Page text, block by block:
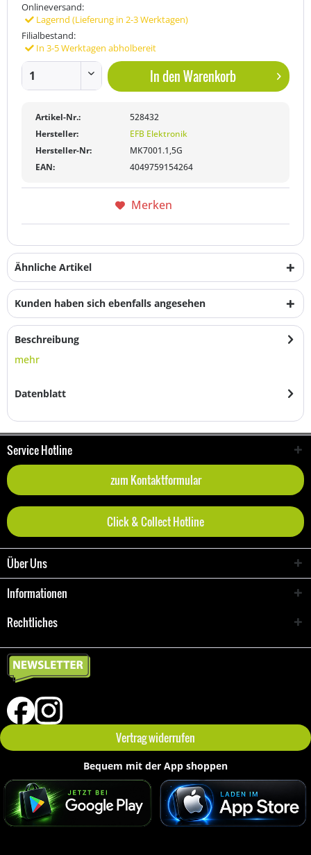
Onlineversand:
Lagernd (Lieferung in 2-3 Werktagen)
Filialbestand:
In 3-5 Werktagen abholbereit
In denWarenkorb
Artikel-Nr.:
528432
Hersteller:
EFB Elektronik
Hersteller-Nr:
MK7001.1,5G
EAN:
4049759154264
Merken
Ähnliche Artikel
Kunden haben sich ebenfalls angesehen
Beschreibung
mehr
Datenblatt
Service Hotline
zum Kontaktformular
Click & Collect Hotline
Über Uns
Informationen
Rechtliches
Vertrag widerrufen
Bequem mit der App shoppen